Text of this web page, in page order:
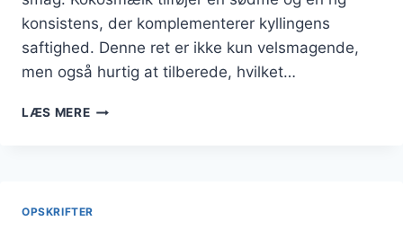
konsistens, der komplementerer kyllingens
saftighed. Denne ret er ikke kun velsmagende,
men også hurtig at tilberede, hvilket…
LÆS MEREWOK
OPSKRIFTER